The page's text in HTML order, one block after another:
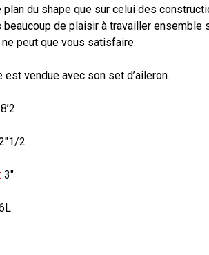
plan du shape que sur celui des
beaucoup de plaisir à travailler ensemble
peut que vous satisfaire.
est vendue avec son set d’aileron.
2
3″